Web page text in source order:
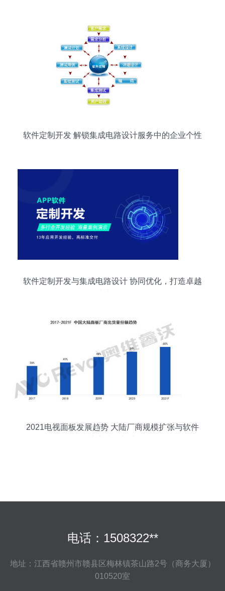
软件定制开发 解锁集成电路设计服务中的企业个性
软件定制开发与集成电路设计 协同优化，打造卓越
2021电视面板发展趋势 大陆厂商规模扩张与软件
电话：1508322**
地址：江西省赣州市赣县区梅林镇茶山路2号（商务大厦）
010520室